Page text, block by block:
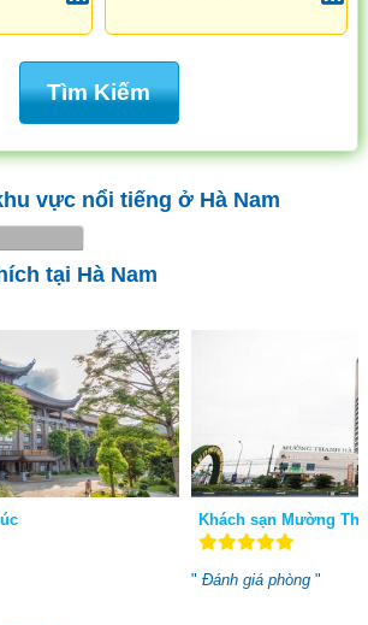
Tìm Kiếm
vực nổi tiếng ở Hà Nam
Lý tại Hà Nam
Khách sạn Mường
" Đánh giá phòng "